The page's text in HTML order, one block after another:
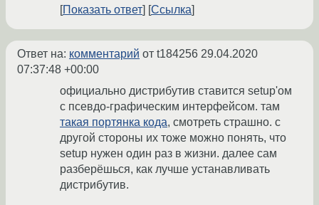
Показать ответ
Ссылка
Ответ на: комментарий от t184256 29.04.2020
07:37:48 +00:00
официально дистрибутив ставится setup'ом
с псевдо-графическим интерфейсом. там
такая портянка кода, смотреть страшно. с
другой стороны их тоже можно понять, что
setup нужен один раз в жизни. далее сам
разберёшься, как лучше устанавливать
дистрибутив.